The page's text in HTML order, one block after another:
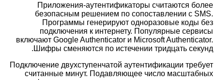
Приложения-аутентификаторы считаются более
безопасным решением по сопоставлении с SMS.
Программы генерируют одноразовые коды без
подключения к интернету. Популярные сервисы
включают Google Authenticator и Microsoft Authenticator.
Шифры сменяются по истечении тридцать секунд.
Подключение двухступенчатой аутентификации требует
считанные минут. Подавляющее число масштабных